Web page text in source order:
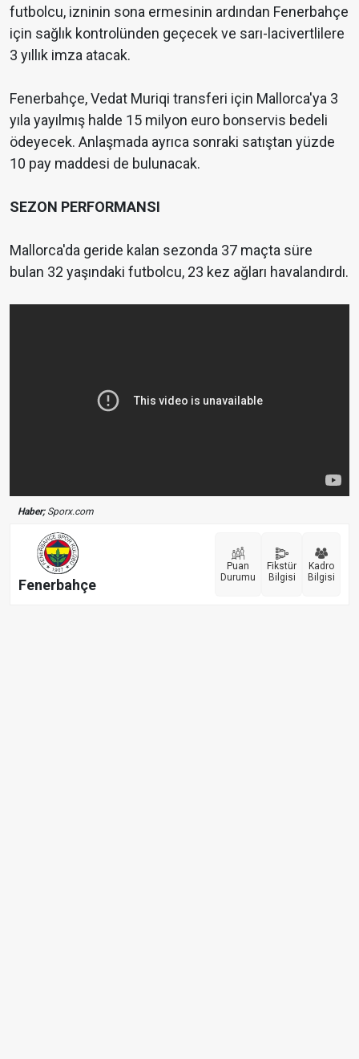
futbolcu, izninin sona ermesinin ardından Fenerbahçe
için sağlık kontrolünden geçecek ve sarı-lacivertlilere
3 yıllık imza atacak.
Fenerbahçe, Vedat Muriqi transferi için Mallorca'ya 3
yıla yayılmış halde 15 milyon euro bonservis bedeli
ödeyecek. Anlaşmada ayrıca sonraki satıştan yüzde
10 pay maddesi de bulunacak.
SEZON PERFORMANSI
Mallorca'da geride kalan sezonda 37 maçta süre
bulan 32 yaşındaki futbolcu, 23 kez ağları havalandırdı.
Haber;Sporx.com
Fenerbahçe
Puan
Durumu
Fikstür
Bilgisi
Kadro
Bilgisi